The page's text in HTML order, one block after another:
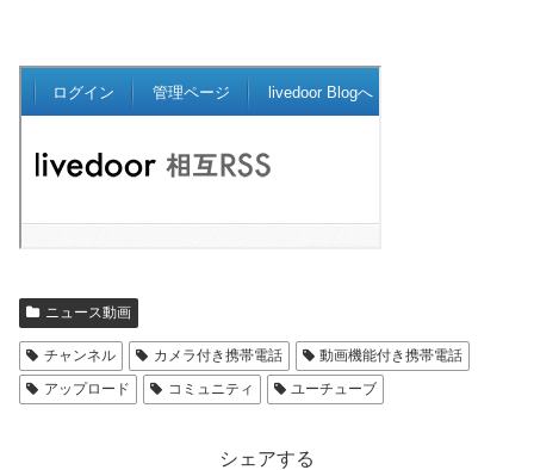
ニュース動画
チャンネル カメラ付き携帯電話
動画機能付き携帯電話
アップロード
コミュニティ ユーチューブ
シェアする